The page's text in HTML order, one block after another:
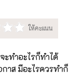
ะทำอะไรก็ทำได้
กาส มีอะไรควรทำก็